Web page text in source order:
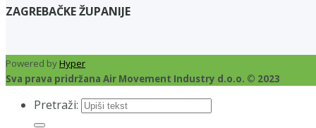
ZAGREBAČKE ŽUPANIJE
Powered byHyper
Sva prava pridržana Air Movement Industry d.o.o. © 2023
Pretraži: